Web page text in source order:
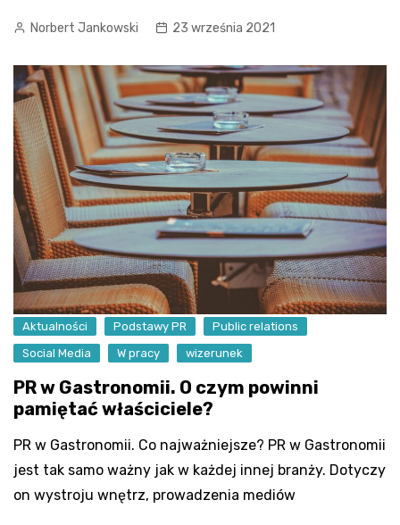
Norbert Jankowski 23 września 2021
Aktualności Podstawy PR
Public relations
Social Media
W pracy wizerunek
PR w Gastronomii. O czym powinni
pamiętać właściciele?
PR w Gastronomii. Co najważniejsze? PR w Gastronomii
jest tak samo ważny jak w każdej innej branży. Dotyczy
on wystroju wnętrz, prowadzenia mediów